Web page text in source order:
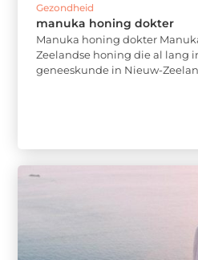
Gezondheid
manuka honing dokter
Manuka honing dokter
Zeelandse honing die al lang
geneeskunde in Nieuw-